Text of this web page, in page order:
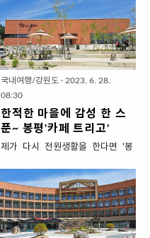
국내여행/강원도 · 2023. 6. 28.
08:30
한적한 마을에 감성 한 스
푼~ 봉평'카페 트리고'
제가 다시 전원생활을 한다면 '봉
도 스키장이 있는 횡계만큼 시끌시
끌하지도 않고 조용하고 한적하니
까요. 또 맑은 물따라 드라이브 할
수 있는 흥정계곡도 있고 급~ 바다